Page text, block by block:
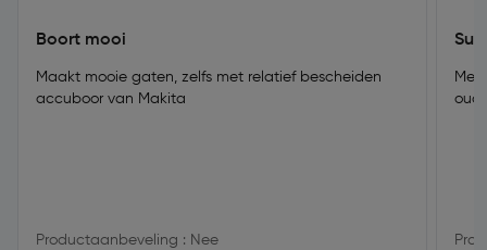
Boort mooi
Maakt mooie gaten, zelfs met relatief bescheiden
accuboor van Makita
Productaanbeveling : Nee
Met